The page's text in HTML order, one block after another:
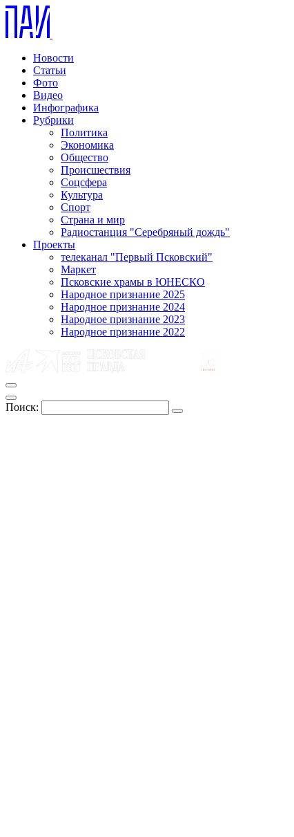
Новости
Статьи
Фото
Видео
Инфографика
Рубрики
Политика
Экономика
Общество
Происшествия
Соцсфера
Культура
Спорт
Страна и мир
Радиостанция "Серебряный дождь"
Проекты
телеканал "Первый Псковский"
Маркет
Псковские храмы в ЮНЕСКО
Народное признание 2025
Народное признание 2024
Народное признание 2023
Народное признание 2022
Поиск: